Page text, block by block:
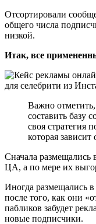
Отсортировали
общего числа
низкой.
Итак, все
Важно отметить,
составить базу
своя стратегия
которая
Сначала размещались
ЦА, а по мере их
Иногда размещались
после того, как они
пабликов забудет
новые подписчики.